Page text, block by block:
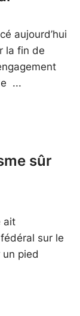
aujourd’hui
la fin de
sûr
ait
sur le
pied